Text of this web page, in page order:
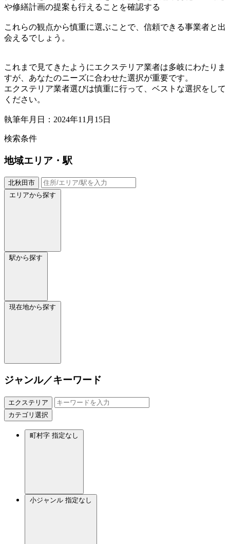
や修繕計画の提案も行えることを確認する
これらの観点から慎重に選ぶことで、信頼できる事業者と出
会えるでしょう。
これまで見てきたようにエクステリア業者は多岐にわたりま
すが、あなたのニーズに合わせた選択が重要です。
エクステリア業者選びは慎重に行って、ベストな選択をして
ください。
執筆年月日：2024年11月15日
検索条件
地域エリア・駅
北秋田市
エリアから探す
駅から探す
現在地から探す
ジャンル／キーワード
エクステリア
カテゴリ選択
町村字 指定なし
小ジャンル 指定なし